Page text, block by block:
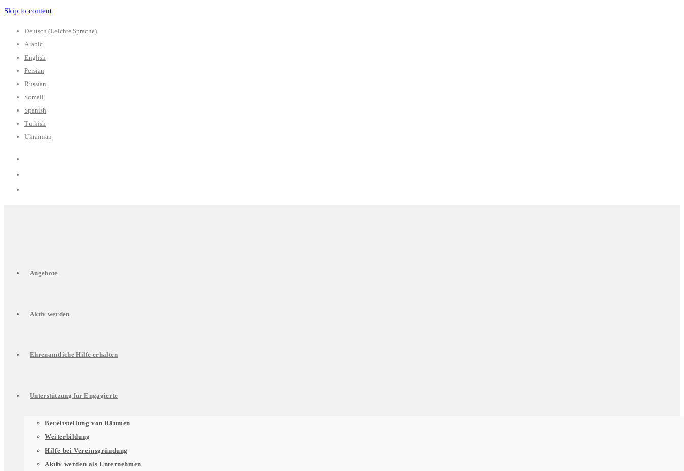
Skip to content
Deutsch (Leichte Sprache)
Arabic
English
Persian
Russian
Somali
Spanish
Turkish
Ukrainian
Angebote
Aktiv werden
Ehrenamtliche Hilfe erhalten
Unterstützung für Engagierte
Bereitstellung von Räumen
Weiterbildung
Hilfe bei Vereinsgründung
Aktiv werden als Unternehmen